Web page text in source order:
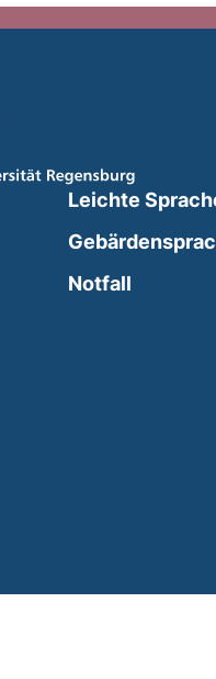
in a new window)
Leichte
Notfall